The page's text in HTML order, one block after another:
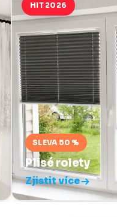
HIT 2026
SLEVA 50 %
Plisé rolety
Zjistit více